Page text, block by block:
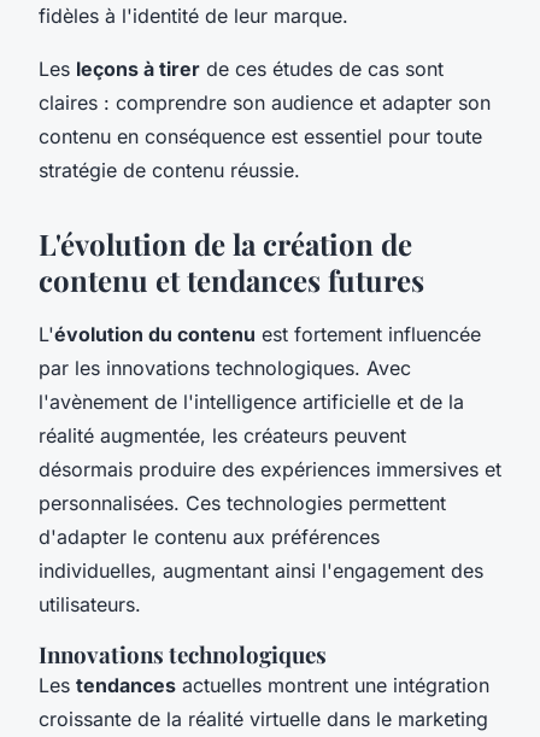
fidèles à l'identité de leur marque.
Les leçons à tirer de ces études de cas sont
claires : comprendre son audience et adapter son
contenu en conséquence est essentiel pour toute
stratégie de contenu réussie.
L'évolution de la création de
contenu et tendances futures
L'évolution du contenu est fortement influencée
par les innovations technologiques. Avec
l'avènement de l'intelligence artificielle et de la
réalité augmentée, les créateurs peuvent
désormais produire des expériences immersives et
personnalisées. Ces technologies permettent
d'adapter le contenu aux préférences
individuelles, augmentant ainsi l'engagement des
utilisateurs.
Innovations technologiques
Les tendances actuelles montrent une intégration
croissante de la réalité virtuelle dans le marketing